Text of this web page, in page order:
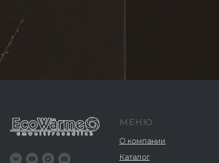
МЕНЮ
О компании
Каталог